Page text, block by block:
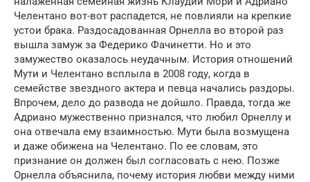
Челентано вот-вот распадется, не повлияли на крепкие
устои брака. Раздосадованная Орнелла во второй раз
вышла замуж за Федерико Фачинетти. Но и это
замужество оказалось неудачным. История отношений
Мути и Челентано всплыла в 2008 году, когда в
семействе звездного актера и певца начались раздоры.
Впрочем, дело до развода не дойшло. Правда, тогда же
Адриано мужественно признался, что любил Орнеллу и
она отвечала ему взаимностью. Мути была возмущена
и даже обижена на Челентано. По ее словам, это
признание он должен был согласовать с нею. Позже
Орнелла объяснила, почему история любви между ними